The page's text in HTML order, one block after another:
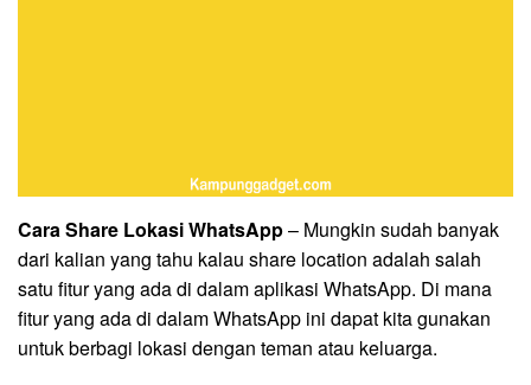
Cara Share Lokasi WhatsApp– Mungkin sudah banyak
dari kalian yang tahu kalau share location adalah salah
satu fitur yang ada di dalam aplikasi WhatsApp. Di mana
fitur yang ada di dalam WhatsApp ini dapat kita gunakan
untuk berbagi lokasi dengan teman atau keluarga.